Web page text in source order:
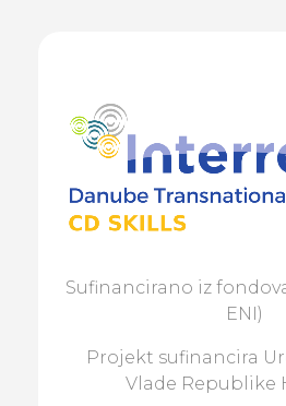
Sufinancirano iz fondova
ENI)
Projekt sufinancira
Vlade Republike